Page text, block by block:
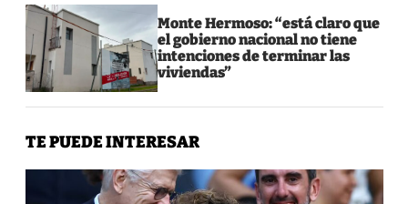
Monte Hermoso: “está claro que
el gobierno nacional no tiene
intenciones de terminar las
viviendas”
TE PUEDE INTERESAR